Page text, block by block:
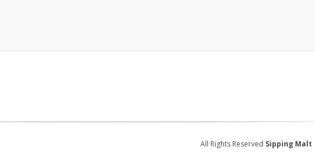
All Rights Reserved Sipping Malt